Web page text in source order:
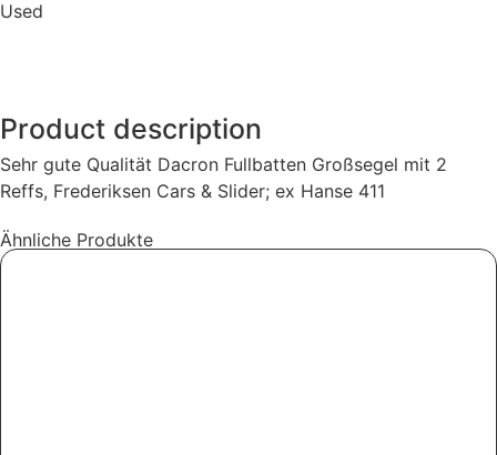
Used
Product description
Sehr gute Qualität Dacron Fullbatten Großsegel mit 2
Reffs, Frederiksen Cars & Slider; ex Hanse 411
Ähnliche Produkte